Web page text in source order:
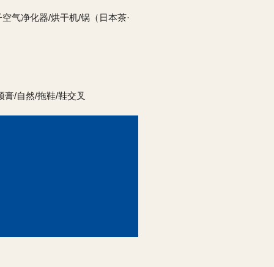
气净化器/烘干机/锅（日本茶·
/自然/拖鞋/鞋交叉